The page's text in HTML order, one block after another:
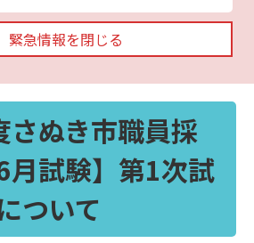
緊急情報を閉じる
さぬき市職員採
月試験】第1次試
ついて